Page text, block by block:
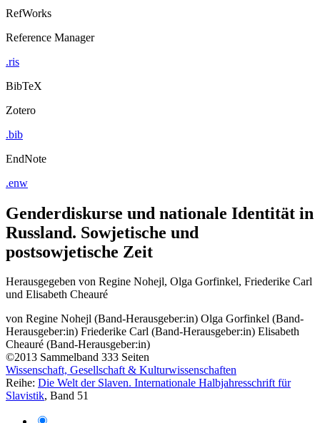
Genderdiskurse und nationale Identität in
Russland. Sowjetische und
postsowjetische Zeit
Herausgegeben von Regine Nohejl, Olga Gorfinkel, Friederike Carl
vonRegine Nohejl (Band-Herausgeber:in) Olga Gorfinkel (Band-
Herausgeber:in) Friederike Carl (Band-Herausgeber:in)
Cheauré (Band-Herausgeber:in)
©2013 Sammelband 333 Seiten
Wissenschaft, Gesellschaft & Kulturwissenschaften
Reihe:Die Welt der Slaven. Internationale Halbjahresschrift für